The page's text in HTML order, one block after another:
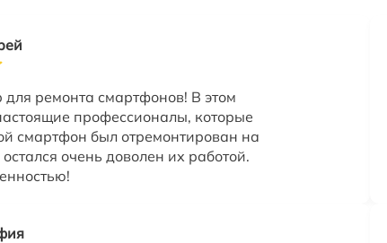
ремонта смартфонов! В этом
профессионалы, которые
смартфон был отремонтирован на
очень доволен их работой.